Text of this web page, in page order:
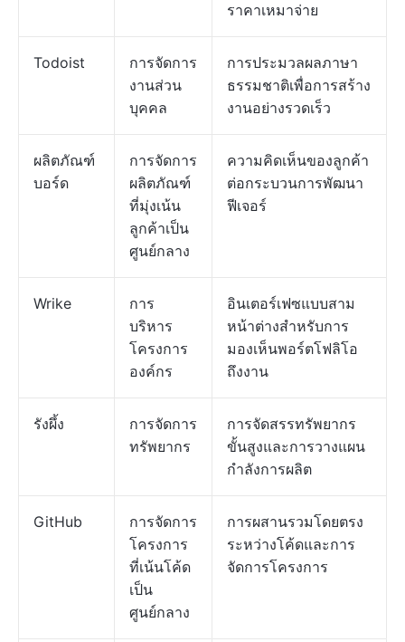
ราคาเหมาจ่าย
Todoist
การจัดการ
งานส่วน
บุคคล
การประมวลผลภาษา
ธรรมชาติเพื่อการสร้าง
งานอย่างรวดเร็ว
ผลิตภัณฑ์
บอร์ด
การจัดการ
ผลิตภัณฑ์
ที่มุ่งเน้น
ลูกค้าเป็น
ศูนย์กลาง
ความคิดเห็นของลูกค้า
ต่อกระบวนการพัฒนา
ฟีเจอร์
Wrike
การ
บริหาร
โครงการ
องค์กร
อินเตอร์เฟซแบบสาม
หน้าต่างสำหรับการ
มองเห็นพอร์ตโฟลิโอ
ถึงงาน
รังผึ้ง
การจัดการ
ทรัพยากร
การจัดสรรทรัพยากร
ขั้นสูงและการวางแผน
กำลังการผลิต
GitHub
การจัดการ
โครงการ
ที่เน้นโค้ด
เป็น
ศูนย์กลาง
การผสานรวมโดยตรง
ระหว่างโค้ดและการ
จัดการโครงการ